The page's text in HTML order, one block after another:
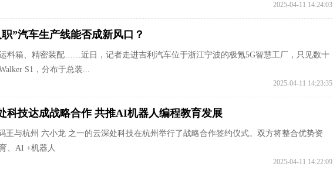
2025-04-11 14:24:03
”汽车生产线能否成新风口？
料箱、精密装配……近日，记者走进吉利汽车位于浙江宁波的极氪5G智慧工厂，只见数十
S1，分布于总装...
2025-04-11 14:23:35
科技达成战略合作 共推AI机器人编程教育发展
王与杭州 六小龙 之一的云深处科技在杭州举行了战略合作签约仪式。双方将整合优势资
、AI +机器人
2025-04-11 14:22:09